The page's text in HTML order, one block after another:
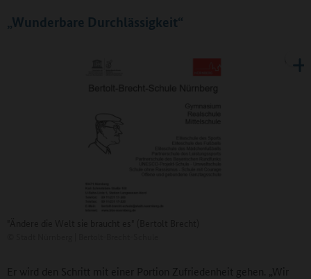
„Wunderbare Durchlässigkeit“
Er wird den Schritt mit einer Portion Zufriedenheit gehen. „Wir